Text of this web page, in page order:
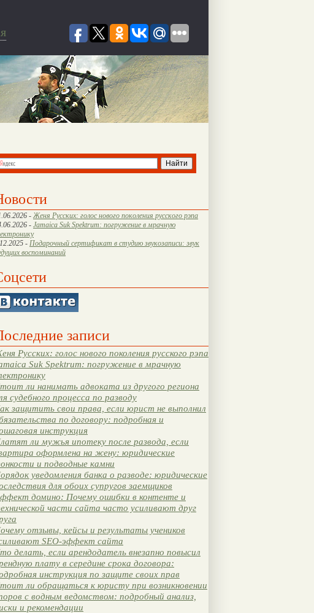
- Женя Русских: голос нового поколения русского рэпа
- Jamaica Suk Spektrum: погружение в мрачную
- Подарочный сертификат в студию звукозаписи: звук
воспоминаний
записи
Русских: голос нового поколения русского рэпа
Suk Spektrum: погружение в мрачную
ли нанимать адвоката из другого региона
судебного процесса по разводу
защитить свои права, если юрист не выполнил
по договору: подробная и
инструкция
ли мужья ипотеку после развода, если
оформлена на жену: юридические
и подводные камни
уведомления банка о разводе: юридические
для обоих супругов заемщиков
домино: Почему ошибки в контенте и
части сайта часто усиливают друг
отзывы, кейсы и результаты учеников
SEO-эффект сайта
делать, если арендодатель внезапно повысил
плату в середине срока договора:
инструкция по защите своих прав
ли обращаться к юристу при возникновении
с водным ведомством: подробный анализ,
и рекомендации